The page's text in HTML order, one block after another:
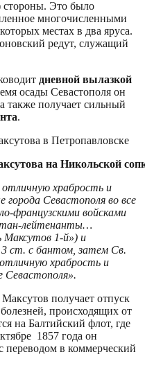
Это было
многочисленными
местах в два яруса.
редут, служащий
дневной вылазкой
осады Севастополя он
также получает сильный
.
на Никольской
храбрость и
Севастополя во все
французскими войсками
лейтенанты…
Максутов 1-й») и
ст. с бантом, затем Св.
храбрость и
Севастополя».
получает отпуск
происходящих от
на Балтийский флот, где
1857 года он
переводом в коммерческий